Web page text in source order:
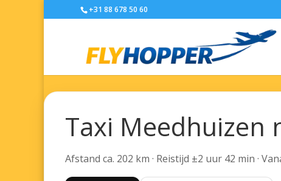
+31 88 678 50 60
Taxi Meedhuizen
Afstand ca. 202 km · Reistijd ±2 uur 42 min ·